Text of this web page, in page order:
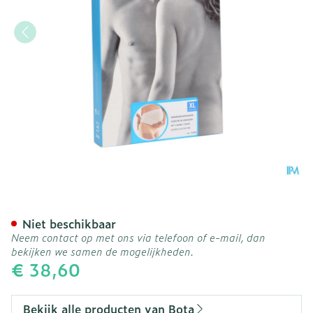
€ 38,60
Niet beschikbaar
Neem contact op met ons via telefoon of e-mail, dan
bekijken we samen de mogelijkheden.
Bekijk alle producten van Bota